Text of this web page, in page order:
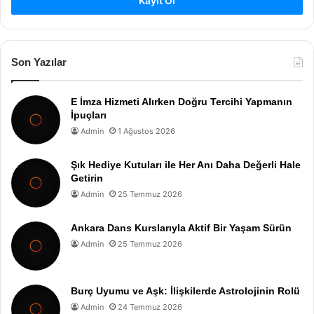
Son Yazılar
E İmza Hizmeti Alırken Doğru Tercihi Yapmanın
İpuçları
Admin 1 Ağustos 2026
Şık Hediye Kutuları ile Her Anı Daha Değerli Hale
Getirin
Admin 25 Temmuz 2026
Ankara Dans Kurslarıyla Aktif Bir Yaşam Sürün
Admin 25 Temmuz 2026
Burç Uyumu ve Aşk: İlişkilerde Astrolojinin Rolü
Admin 24 Temmuz 2026